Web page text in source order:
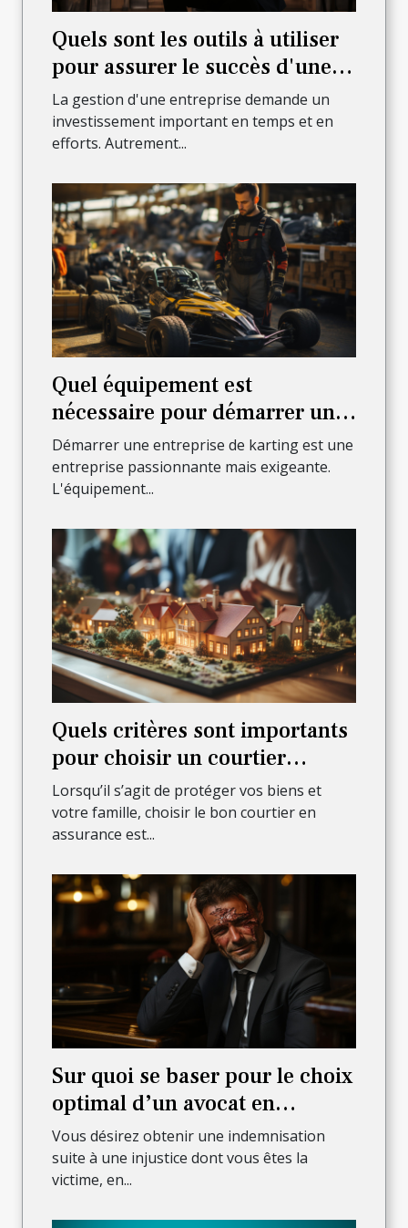
Quels sont les outils à utiliser
pour assurer le succès d'une
entreprise en ligne ?
La gestion d'une entreprise demande un
investissement important en temps et en
efforts. Autrement...
Quel équipement est
nécessaire pour démarrer une
entreprise de karting ?
Démarrer une entreprise de karting est une
entreprise passionnante mais exigeante.
L'équipement...
Quels critères sont importants
pour choisir un courtier
assurant sûreté et sécurité des
biens et de la famille ?
Lorsqu’il s’agit de protéger vos biens et
votre famille, choisir le bon courtier en
assurance est...
Sur quoi se baser pour le choix
optimal d’un avocat en
dommages de corps ?
Vous désirez obtenir une indemnisation
suite à une injustice dont vous êtes la
victime, en...